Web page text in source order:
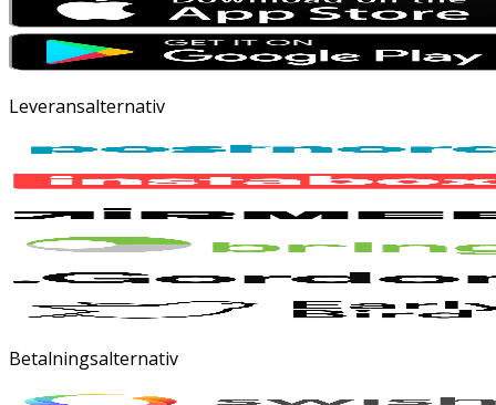
Leveransalternativ
Betalningsalternativ